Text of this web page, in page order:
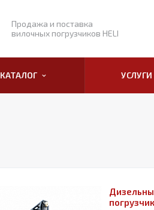
Продажа и поставка
вилочных погрузчиков HELI
КАТАЛОГ